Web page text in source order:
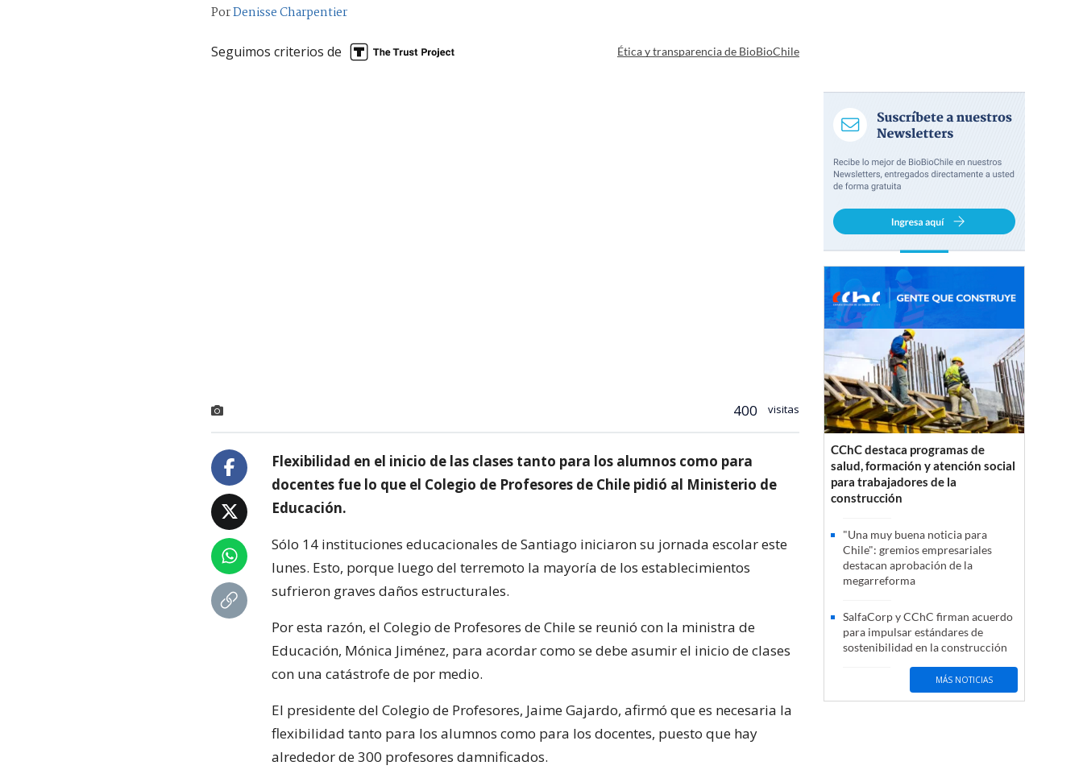
PorDenisse Charpentier
Seguimos criterios de Ética y transparencia de BioBioChile
400 visitas
Flexibilidad en el inicio de las clases tanto para los alumnos como para
docentes fue lo que el Colegio de Profesores de Chile pidió al Ministerio de
Educación.
Sólo 14 instituciones educacionales de Santiago iniciaron su jornada escolar este
lunes. Esto, porque luego del terremoto la mayoría de los establecimientos
sufrieron graves daños estructurales.
Por esta razón, el Colegio de Profesores de Chile se reunió con la ministra de
Educación, Mónica Jiménez, para acordar como se debe asumir el inicio de clases
con una catástrofe de por medio.
El presidente del Colegio de Profesores, Jaime Gajardo, afirmó que es necesaria la
flexibilidad tanto para los alumnos como para los docentes, puesto que hay
alrededor de 300 profesores damnificados.
CChC destaca programas de
salud, formación y atención social
para trabajadores de la
construcción
"Una muy buena noticia para
Chile": gremios empresariales
destacan aprobación de la
megarreforma
SalfaCorp y CChC firman acuerdo
para impulsar estándares de
sostenibilidad en la construcción
MÁS NOTICIAS